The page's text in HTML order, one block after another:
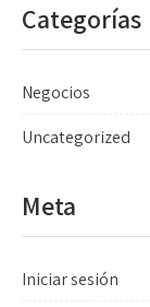
Categorías
Negocios
Uncategorized
Meta
Iniciar sesión